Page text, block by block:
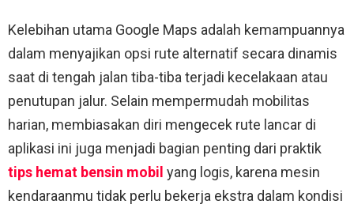
Kelebihan utama Google Maps adalah kemampuannya
dalam menyajikan opsi rute alternatif secara dinamis
saat di tengah jalan tiba-tiba terjadi kecelakaan atau
penutupan jalur. Selain mempermudah mobilitas
harian, membiasakan diri mengecek rute lancar di
aplikasi ini juga menjadi bagian penting dari praktik
tips hemat bensin mobil yang logis, karena mesin
kendaraanmu tidak perlu bekerja ekstra dalam kondisi